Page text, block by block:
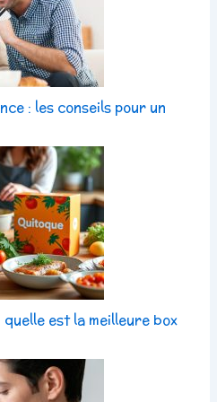
: les conseils pour un
est la meilleure box